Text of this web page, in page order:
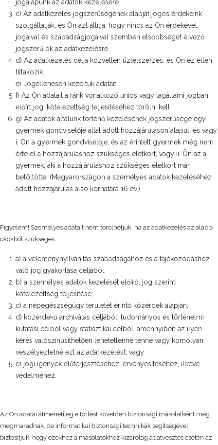
jogalapunk az adatok kezelésére
c) Az adatkezelés jogszerűségének alapját jogos érdekeink
szolgáltatják, és Ön azt állítja, hogy nincs az Ön érdekével,
jogaival és szabadságjogaival szemben elsőbbséget élvező
jogszerű ok az adatkezelésre
d) Az adatkezelés célja közvetlen üzletszerzés, és Ön ez ellen
tiltakozik
e) Jogellenesen kezeltük adatait
f) Az Ön adatait a ránk vonatkozó uniós vagy tagállami jogban
előírt jogi kötelezettség teljesítéséhez törölni kell
g) Az adatok általunk történő kezelésének jogszerűsége egy
gyermek gondviselője által adott hozzájáruláson alapul, és vagy
i. Ön a gyermek gondviselője, és az érintett gyermek még nem
érte el a hozzájáruláshoz szükséges életkort, vagy ii. Ön az a
gyermek, aki a hozzájáruláshoz szükséges életkort már
betöltötte. (Magyarországon a személyes adatok kezeléséhez
adott hozzájárulás alsó korhatára 16 év.)
Figyelem! Személyes adatait nem törölhetjük, ha az adatkezelés az alábbi
okokból szükséges:
a) a véleménynyilvánítás szabadságához és a tájékozódáshoz
való jog gyakorlása céljából;
b) a személyes adatok kezelését előíró, jog szerinti
kötelezettség teljesítése;
c) a népegészségügy területét érintő közérdek alapján;
d) közérdekű archiválás céljából, tudományos és történelmi
kutatási célból vagy statisztikai célból, amennyiben az ilyen
kérés valószínűsíthetően lehetetlenné tenné vagy komolyan
veszélyeztetné ezt az adatkezelést; vagy
e) jogi igények előterjesztéséhez, érvényesítéséhez, illetve
védelméhez.
Az Ön adatai átmenetileg e törlést követően biztonsági másolatként még
megmaradnak, de informatikai biztonsági technikák segítségével
biztosítjuk, hogy ezekhez a másolatokhoz kizárólag adatvesztés esetén az